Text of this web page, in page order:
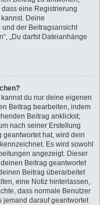
dass eine Registrierung
Deine
der Beitragsansicht
„Du darfst Dateianhänge
du nur deine eigenen
Beitrag bearbeiten, indem
Beitrag anklickst;
nach seiner Erstellung
hat, wird dein
Es wird sowohl
angezeigt. Dieser
Beitrag geantwortet
Beitrag überarbeitet
eine Notiz hinterlassen,
dass normale Benutzer
jemand darauf geantwortet